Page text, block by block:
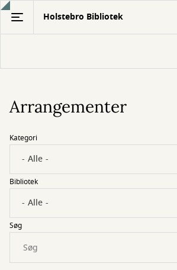
Gå
hovedindhold
Holstebro Bibliotek
Arrangementer
Kategori
Bibliotek
Søg